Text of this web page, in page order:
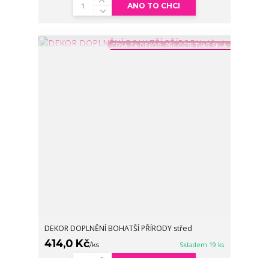
ANO TO CHCI
CENA ZA DEKOR, PŘILOŽTE TVAR SKLA
DEKOR DOPLNĚNÍ BOHATŠÍ PŘÍRODY střed
414,0 Kč/ks Skladem 19 ks